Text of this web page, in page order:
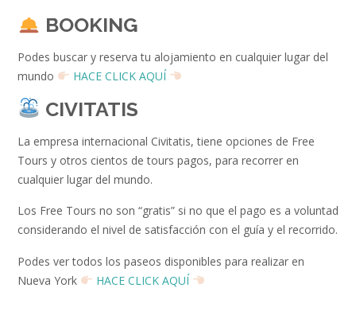
BOOKING
Podes buscar y reserva tu alojamiento en cualquier lugar del
mundo
HACE CLICK AQUÍ
CIVITATIS
La empresa internacional Civitatis, tiene opciones de Free
Tours y otros cientos de tours pagos, para recorrer en
cualquier lugar del mundo.
Los Free Tours no son “gratis” si no que el pago es a voluntad
considerando el nivel de satisfacción con el guía y el recorrido.
Podes ver todos los paseos disponibles para realizar en
Nueva York
HACE CLICK AQUÍ